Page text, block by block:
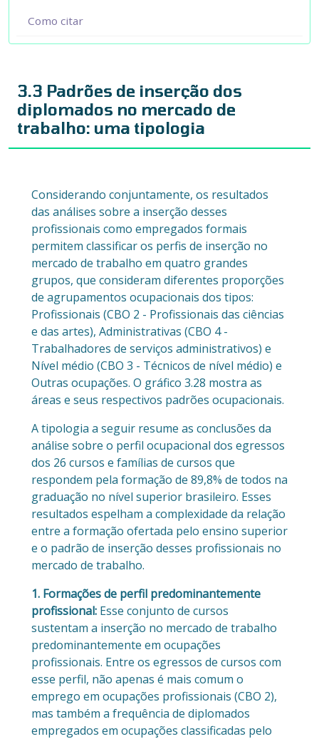
Como citar
3.3 Padrões de inserção dos
diplomados no mercado de
trabalho: uma tipologia
Considerando conjuntamente, os resultados
das análises sobre a inserção desses
profissionais como empregados formais
permitem classificar os perfis de inserção no
mercado de trabalho em quatro grandes
grupos, que consideram diferentes proporções
de agrupamentos ocupacionais dos tipos:
Profissionais (CBO 2 - Profissionais das ciências
e das artes), Administrativas (CBO 4 -
Trabalhadores de serviços administrativos) e
Nível médio (CBO 3 - Técnicos de nível médio) e
Outras ocupações. O gráfico 3.28 mostra as
áreas e seus respectivos padrões ocupacionais.
A tipologia a seguir resume as conclusões da
análise sobre o perfil ocupacional dos egressos
dos 26 cursos e famílias de cursos que
respondem pela formação de 89,8% de todos na
graduação no nível superior brasileiro. Esses
resultados espelham a complexidade da relação
entre a formação ofertada pelo ensino superior
e o padrão de inserção desses profissionais no
mercado de trabalho.
1. Formações de perfil predominantemente
profissional: Esse conjunto de cursos
sustentam a inserção no mercado de trabalho
predominantemente em ocupações
profissionais. Entre os egressos de cursos com
esse perfil, não apenas é mais comum o
emprego em ocupações profissionais (CBO 2),
mas também a frequência de diplomados
empregados em ocupações classificadas pelo